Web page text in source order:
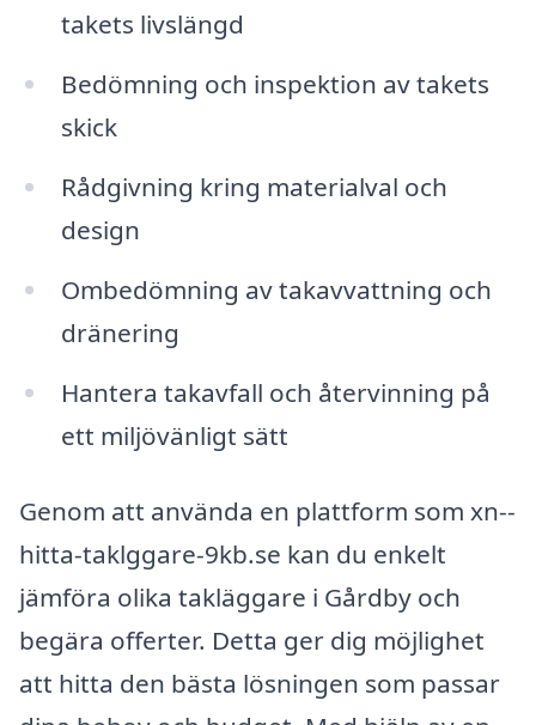
takets livslängd
Bedömning och inspektion av takets
skick
Rådgivning kring materialval och
design
Ombedömning av takavvattning och
dränering
Hantera takavfall och återvinning på
ett miljövänligt sätt
Genom att använda en plattform som xn--
hitta-taklggare-9kb.se kan du enkelt
jämföra olika takläggare i Gårdby och
begära offerter. Detta ger dig möjlighet
att hitta den bästa lösningen som passar